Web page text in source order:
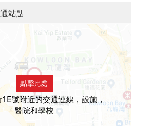
站點
點擊此處
號附近的交通連線，設施，
醫院和學校